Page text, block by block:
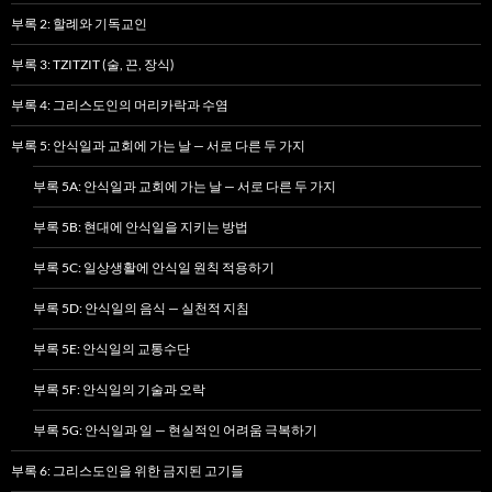
부록 2: 할례와 기독교인
부록 3: TZITZIT (술, 끈, 장식)
부록 4: 그리스도인의 머리카락과 수염
부록 5: 안식일과 교회에 가는 날 — 서로 다른 두 가지
부록 5A: 안식일과 교회에 가는 날 — 서로 다른 두 가지
부록 5B: 현대에 안식일을 지키는 방법
부록 5C: 일상생활에 안식일 원칙 적용하기
부록 5D: 안식일의 음식 — 실천적 지침
부록 5E: 안식일의 교통수단
부록 5F: 안식일의 기술과 오락
부록 5G: 안식일과 일 — 현실적인 어려움 극복하기
부록 6: 그리스도인을 위한 금지된 고기들